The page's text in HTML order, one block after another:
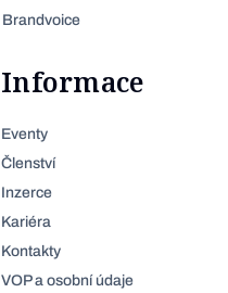
Brandvoice
Informace
Eventy
Členství
Inzerce
Kariéra
Kontakty
VOP a osobní údaje